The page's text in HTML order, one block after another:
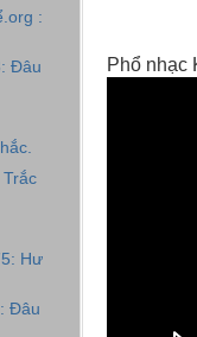
Phổ nhạc
:
Đâu
Hư
Đâu